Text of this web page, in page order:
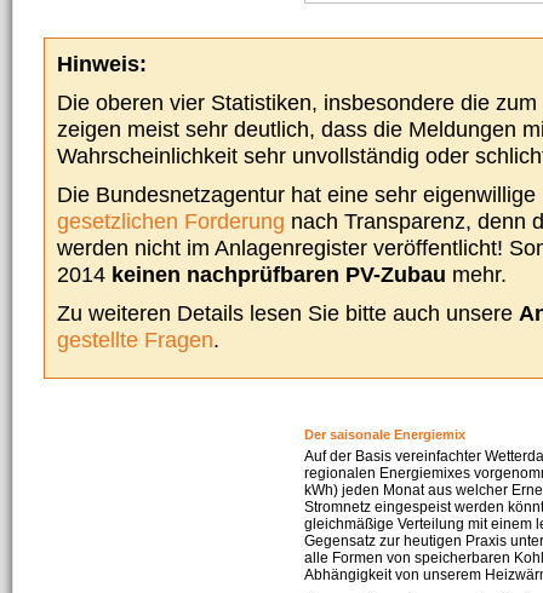
Hinweis:
Die oberen vier Statistiken, insbesondere die
zeigen meist sehr deutlich, dass die Meldungen
Wahrscheinlichkeit sehr unvollständig oder
Die Bundesnetzagentur hat eine sehr
gesetzlichen Forderung nach Transparenz, denn
werden nicht im Anlagenregister veröffentlicht!
2014 keinen nachprüfbaren PV-Zubau mehr.
Zu weiteren Details lesen Sie bitte auch unsere
gestellte Fragen.
Der saisonale Energiemix
Auf der Basis vereinfachter
regionalen Energiemixes
kWh) jeden Monat aus welcher
Stromnetz eingespeist werden
gleichmäßige Verteilung mit einem
Gegensatz zur heutigen Praxis
alle Formen von speicherbaren
Abhängigkeit von unserem